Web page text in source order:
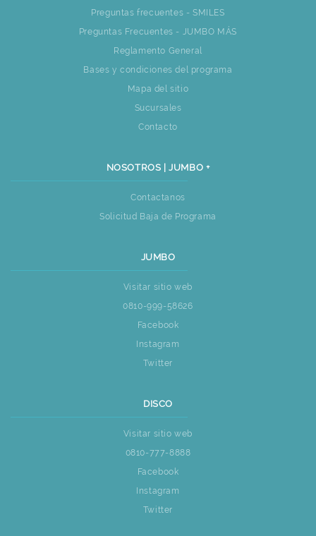
Preguntas frecuentes - SMILES
Preguntas Frecuentes - JUMBO MÁS
Reglamento General
Bases y condiciones del programa
Mapa del sitio
Sucursales
Contacto
NOSOTROS | JUMBO +
Contactanos
Solicitud Baja de Programa
JUMBO
Visitar sitio web
0810-999-58626
Facebook
Instagram
Twitter
DISCO
Visitar sitio web
0810-777-8888
Facebook
Instagram
Twitter